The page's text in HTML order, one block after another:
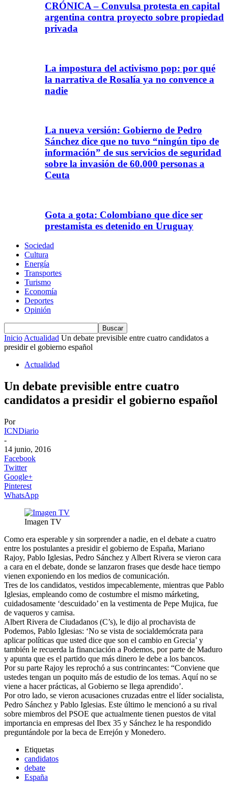
CRÓNICA – Convulsa protesta en capital
argentina contra proyecto sobre propiedad
privada
La impostura del activismo pop: por qué
la narrativa de Rosalía ya no convence a
nadie
La nueva versión: Gobierno de Pedro
Sánchez dice que no tuvo “ningún tipo de
información” de sus servicios de seguridad
sobre la invasión de 60.000 personas a
Ceuta
Gota a gota: Colombiano que dice ser
prestamista es detenido en Uruguay
Sociedad
Cultura
Energía
Transportes
Turismo
Economía
Deportes
Opinión
InicioActualidad Un debate previsible entre cuatro candidatos a
presidir el gobierno español
Actualidad
Un debate previsible entre cuatro
candidatos a presidir el gobierno español
Por
ICNDiario
-
14 junio, 2016
Facebook
Twitter
Google+
Pinterest
WhatsApp
Imagen TV
Como era esperable y sin sorprender a nadie, en el debate a cuatro
entre los postulantes a presidir el gobierno de España, Mariano
Rajoy, Pablo Iglesias, Pedro Sánchez y Albert Rivera se vieron cara
a cara en el debate, donde se lanzaron frases que desde hace tiempo
vienen exponiendo en los medios de comunicación.
Tres de los candidatos, vestidos impecablemente, mientras que Pablo
Iglesias, empleando como de costumbre el mismo márketing,
cuidadosamente ‘descuidado’ en la vestimenta de Pepe Mujica, fue
de vaqueros y camisa.
Albert Rivera de Ciudadanos (C’s), le dijo al prochavista de
Podemos, Pablo Iglesias: ‘No se vista de socialdemócrata para
aplicar políticas que usted dice que son el cambio en Grecia’ y
también le recuerda la financiación a Podemos, por parte de Maduro
y apunta que es el partido que más dinero le debe a los bancos.
Por su parte Rajoy les reprochó a sus contrincantes: “Conviene que
ustedes tengan un poquito más de estudio de los temas. Aquí no se
viene a hacer prácticas, al Gobierno se llega aprendido’.
Por otro lado, se vieron acusaciones cruzadas entre el líder socialista,
Pedro Sánchez y Pablo Iglesias. Este último le mencionó a su rival
sobre miembros del PSOE que actualmente tienen puestos de vital
importancia en empresas del Ibex 35 y Sánchez le ha respondido
preguntándole por la beca de Errejón y Monedero.
Etiquetas
candidatos
debate
España